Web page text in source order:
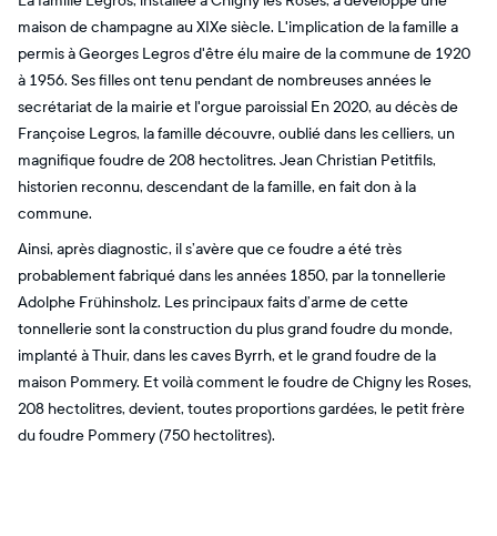
maison de champagne au XIXe siècle. L'implication de la famille a
permis à Georges Legros d'être élu maire de la commune de 1920
à 1956. Ses filles ont tenu pendant de nombreuses années le
secrétariat de la mairie et l'orgue paroissial En 2020, au décès de
Françoise Legros, la famille découvre, oublié dans les celliers, un
magnifique foudre de 208 hectolitres. Jean Christian Petitfils,
historien reconnu, descendant de la famille, en fait don à la
commune.
Ainsi, après diagnostic, il s’avère que ce foudre a été très
probablement fabriqué dans les années 1850, par la tonnellerie
Adolphe Frühinsholz. Les principaux faits d’arme de cette
tonnellerie sont la construction du plus grand foudre du monde,
implanté à Thuir, dans les caves Byrrh, et le grand foudre de la
maison Pommery. Et voilà comment le foudre de Chigny les Roses,
208 hectolitres, devient, toutes proportions gardées, le petit frère
du foudre Pommery (750 hectolitres).